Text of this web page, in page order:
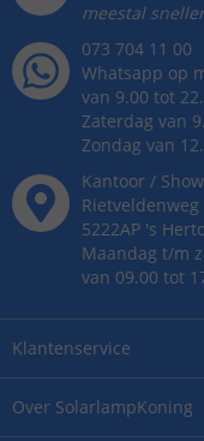
Over SolarlampKoning
Klantenservice
meestal
073 704 11 00
Whatsapp op
van 9.00 tot
Zaterdag van
Zondag van
Kantoor /
Rietveldenweg
5222AP 's
Maandag t/m
van 09.00 tot